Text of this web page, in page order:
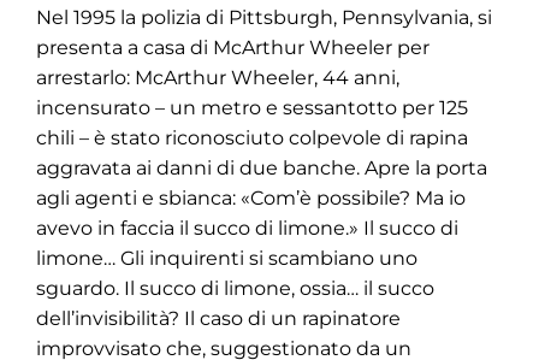
Nel 1995 la polizia di Pittsburgh, Pennsylvania, si
presenta a casa di McArthur Wheeler per
arrestarlo: McArthur Wheeler, 44 anni,
incensurato – un metro e sessantotto per 125
chili – è stato riconosciuto colpevole di rapina
aggravata ai danni di due banche. Apre la porta
agli agenti e sbianca: «Com’è possibile? Ma io
avevo in faccia il succo di limone.» Il succo di
limone… Gli inquirenti si scambiano uno
sguardo. Il succo di limone, ossia… il succo
dell’invisibilità? Il caso di un rapinatore
improvvisato che, suggestionato da un